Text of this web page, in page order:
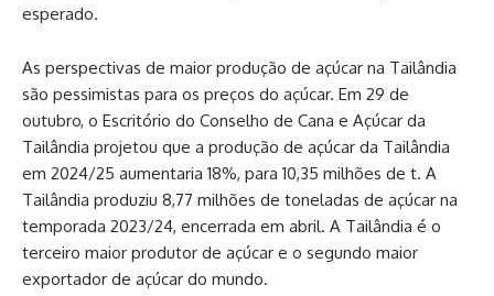
esperado.
As perspectivas de maior produção de açúcar na Tailândia
são pessimistas para os preços do açúcar. Em 29 de
outubro, o Escritório do Conselho de Cana e Açúcar da
Tailândia projetou que a produção de açúcar da Tailândia
em 2024/25 aumentaria 18%, para 10,35 milhões de t. A
Tailândia produziu 8,77 milhões de toneladas de açúcar na
temporada 2023/24, encerrada em abril. A Tailândia é o
terceiro maior produtor de açúcar e o segundo maior
exportador de açúcar do mundo.